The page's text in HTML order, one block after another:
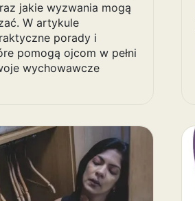
jakie wyzwania mogą
W artykule
porady i
pomogą ojcom w pełni
wychowawcze